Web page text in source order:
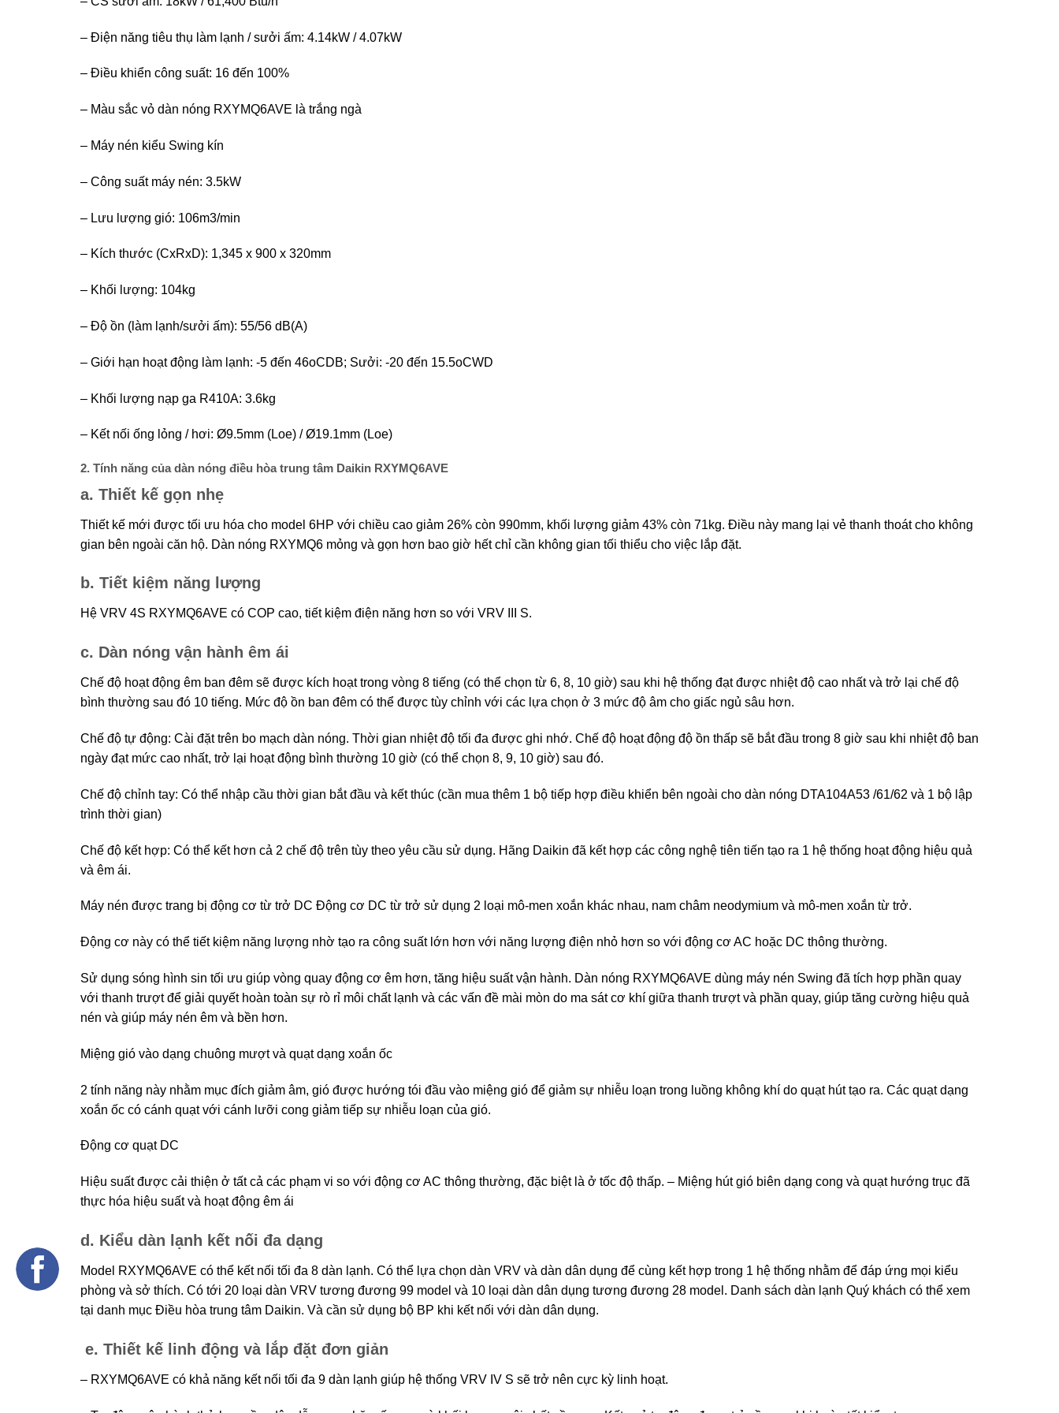
– Điện năng tiêu thụ làm lạnh / sưởi ấm: 4.14kW / 4.07kW
– Điều khiển công suất: 16 đến 100%
– Màu sắc vỏ dàn nóng RXYMQ6AVE là trắng ngà
– Máy nén kiểu Swing kín
– Công suất máy nén: 3.5kW
– Lưu lượng gió: 106m3/min
– Kích thước (CxRxD): 1,345 x 900 x 320mm
– Khối lượng: 104kg
– Độ ồn (làm lạnh/sưởi ấm): 55/56 dB(A)
– Giới hạn hoạt động làm lạnh: -5 đến 46oCDB; Sưởi: -20 đến 15.5oCWD
– Khối lượng nạp ga R410A: 3.6kg
– Kết nối ống lỏng / hơi: Ø9.5mm (Loe) / Ø19.1mm (Loe)
2. Tính năng của dàn nóng điều hòa trung tâm Daikin RXYMQ6AVE
a. Thiết kế gọn nhẹ
Thiết kế mới được tối ưu hóa cho model 6HP với chiều cao giảm 26% còn 990mm, khối lượng giảm 43% còn 71kg. Điều này mang lại vẻ thanh thoát cho không
gian bên ngoài căn hộ. Dàn nóng RXYMQ6 mỏng và gọn hơn bao giờ hết chỉ cần không gian tối thiểu cho việc lắp đặt.
b. Tiết kiệm năng lượng
Hệ VRV 4S RXYMQ6AVE có COP cao, tiết kiệm điện năng hơn so với VRV III S.
c. Dàn nóng vận hành êm ái
Chế độ hoạt động êm ban đêm sẽ được kích hoạt trong vòng 8 tiếng (có thể chọn từ 6, 8, 10 giờ) sau khi hệ thống đạt được nhiệt độ cao nhất và trở lại chế độ
bình thường sau đó 10 tiếng. Mức độ ồn ban đêm có thể được tùy chỉnh với các lựa chọn ở 3 mức độ âm cho giấc ngủ sâu hơn.
Chế độ tự động: Cài đặt trên bo mạch dàn nóng. Thời gian nhiệt độ tối đa được ghi nhớ. Chế độ hoạt động độ ồn thấp sẽ bắt đầu trong 8 giờ sau khi nhiệt độ ban
ngày đạt mức cao nhất, trở lại hoạt động bình thường 10 giờ (có thể chọn 8, 9, 10 giờ) sau đó.
Chế độ chỉnh tay: Có thể nhập cầu thời gian bắt đầu và kết thúc (cần mua thêm 1 bộ tiếp hợp điều khiển bên ngoài cho dàn nóng DTA104A53 /61/62 và 1 bộ lập
trình thời gian)
Chế độ kết hợp: Có thể kết hơn cả 2 chế độ trên tùy theo yêu cầu sử dụng. Hãng Daikin đã kết hợp các công nghệ tiên tiến tạo ra 1 hệ thống hoạt động hiệu quả
và êm ái.
Máy nén được trang bị động cơ từ trở DC Động cơ DC từ trở sử dụng 2 loại mô-men xoắn khác nhau, nam châm neodymium và mô-men xoắn từ trở.
Động cơ này có thể tiết kiệm năng lượng nhờ tạo ra công suất lớn hơn với năng lượng điện nhỏ hơn so với động cơ AC hoặc DC thông thường.
Sử dụng sóng hình sin tối ưu giúp vòng quay động cơ êm hơn, tăng hiệu suất vận hành. Dàn nóng RXYMQ6AVE dùng máy nén Swing đã tích hợp phần quay
với thanh trượt để giải quyết hoàn toàn sự rò rỉ môi chất lạnh và các vấn đề mài mòn do ma sát cơ khí giữa thanh trượt và phần quay, giúp tăng cường hiệu quả
nén và giúp máy nén êm và bền hơn.
Miệng gió vào dạng chuông mượt và quạt dạng xoắn ốc
2 tính năng này nhằm mục đích giảm âm, gió được hướng tói đầu vào miệng gió để giảm sự nhiễu loạn trong luồng không khí do quạt hút tạo ra. Các quạt dạng
xoắn ốc có cánh quạt với cánh lưỡi cong giảm tiếp sự nhiễu loạn của gió.
Động cơ quạt DC
Hiệu suất được cải thiện ở tất cả các phạm vi so với động cơ AC thông thường, đặc biệt là ở tốc độ thấp. – Miệng hút gió biên dạng cong và quạt hướng trục đã
thực hóa hiệu suất và hoạt động êm ái
d. Kiểu dàn lạnh kết nối đa dạng
Model RXYMQ6AVE có thể kết nối tối đa 8 dàn lạnh. Có thể lựa chọn dàn VRV và dàn dân dụng để cùng kết hợp trong 1 hệ thống nhằm để đáp ứng mọi kiểu
phòng và sở thích. Có tới 20 loại dàn VRV tương đương 99 model và 10 loại dàn dân dụng tương đương 28 model. Danh sách dàn lạnh Quý khách có thể xem
tại danh mục Điều hòa trung tâm Daikin. Và cần sử dụng bộ BP khi kết nối với dàn dân dụng.
e. Thiết kế linh động và lắp đặt đơn giản
– RXYMQ6AVE có khả năng kết nối tối đa 9 dàn lạnh giúp hệ thống VRV IV S sẽ trở nên cực kỳ linh hoạt.